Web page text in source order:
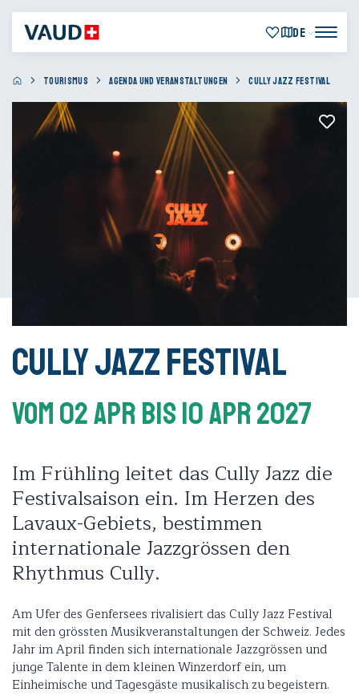
DE
TOURISMUS AGENDA UND VERANSTALTUNGEN CULLY JAZZ FESTIVAL
Cully Jazz Festival
Vom 02 AprBis 10 Apr 2027
Im Frühling leitet das Cully Jazz die
Festivalsaison ein. Im Herzen des
Lavaux-Gebiets, bestimmen
internationale Jazzgrössen den
Rhythmus Cully.
Am Ufer des Genfersees rivalisiert das Cully Jazz Festival
mit den grössten Musikveranstaltungen der Schweiz. Jedes
Jahr im April finden sich internationale Jazzgrössen und
junge Talente in dem kleinen Winzerdorf ein, um
Einheimische und Tagesgäste musikalisch zu begeistern.